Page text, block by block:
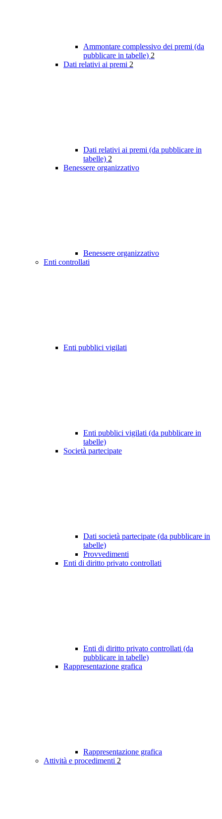
Ammontare complessivo dei premi (da
pubblicare in tabelle) 2
Dati relativi ai premi 2
Dati relativi ai premi (da pubblicare in
tabelle) 2
Benessere organizzativo
Benessere organizzativo
Enti controllati
Enti pubblici vigilati
Enti pubblici vigilati (da pubblicare in
tabelle)
Società partecipate
Dati società partecipate (da pubblicare in
tabelle)
Provvedimenti
Enti di diritto privato controllati
Enti di diritto privato controllati (da
pubblicare in tabelle)
Rappresentazione grafica
Rappresentazione grafica
Attività e procedimenti 2